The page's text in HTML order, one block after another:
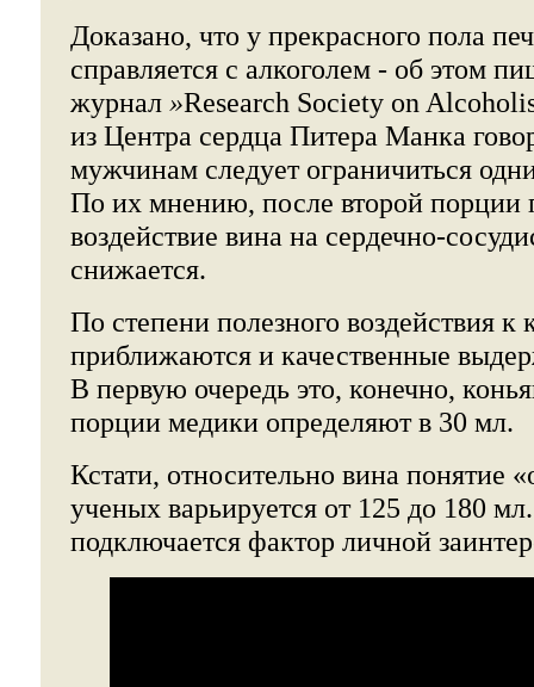
Доказано, что у прекрасного пола
справляется с алкоголем - об этом
журнал »Research Society on
из Центра сердца Питера Манка
мужчинам следует ограничиться
По их мнению, после второй порции
воздействие вина на сердечно-
снижается.
По степени полезного воздействия к
приближаются и качественные
В первую очередь это, конечно,
порции медики определяют в 30 мл.
Кстати, относительно вина понятие
ученых варьируется от 125 до 180
подключается фактор личной